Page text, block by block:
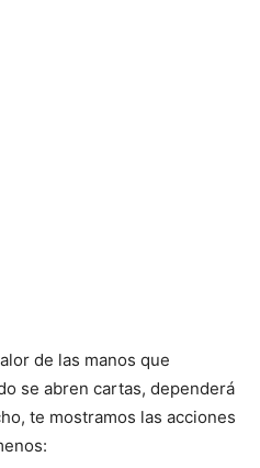
de las manos que
se abren cartas, dependerá
te mostramos las acciones